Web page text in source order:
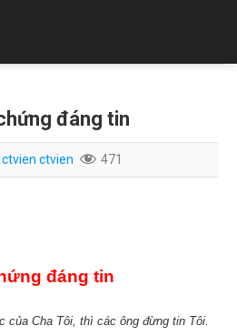
đáng tin
ctvien ctvien 471
đáng tin
của Cha Tôi, thì các ông đừng tin Tôi.